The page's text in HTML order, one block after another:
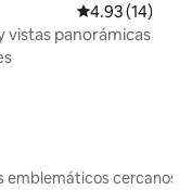
Calificación
4.93 (14)
vistas panorámicas
emblemáticos cercanos